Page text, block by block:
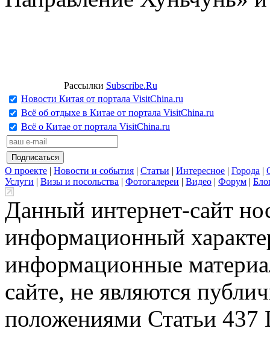
Рассылки Subscribe.Ru
Новости Китая от портала VisitChina.ru
Всё об отдыхе в Китае от портала VisitChina.ru
Всё о Китае от портала VisitChina.ru
О проекте | Новости и события | Статьи | Интересное | Города |
Услуги | Визы и посольства | Фотогалереи | Видео | Форум |
Данный интернет-сайт
информационный
информационные
сайте, не являются
положениями Статьи 437